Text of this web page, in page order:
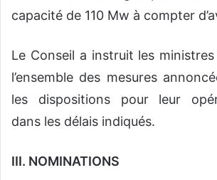
capacité de 110 Mw à compter
Le Conseil a instruit les
l’ensemble des mesures
les dispositions pour leur
dans les délais indiqués.
III. NOMINATIONS